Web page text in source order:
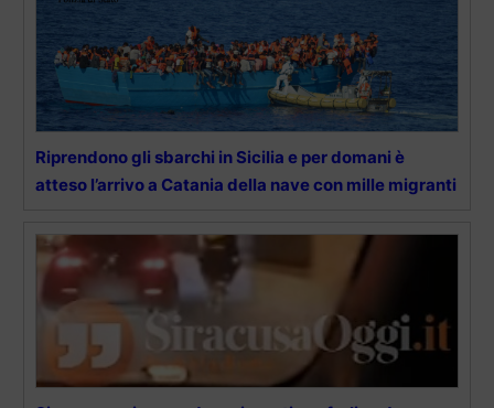
Riprendono gli sbarchi in Sicilia e per domani è
atteso l’arrivo a Catania della nave con mille migranti